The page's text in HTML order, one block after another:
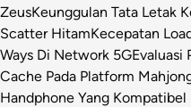
ZeusKeunggulan Tata Letak
Scatter HitamKecepatan
Ways Di Network 5GEvaluasi
Cache Pada Platform
Handphone Yang